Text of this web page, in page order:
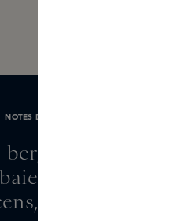
NOTES DE PARFUM
citron,
de genièvre
aiguilles de pin,